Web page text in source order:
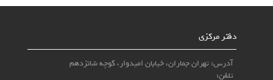
دفتر مرکزی
آدرس: تهران جماران، خیابان امیدوار، کوچه شانزدهم
تلفن: